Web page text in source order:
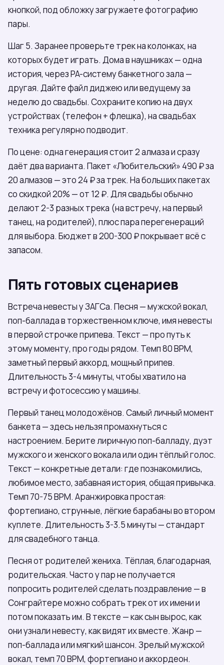
кнопкой, под обложку загружаете фотографию
пары.
Шаг 5. Заранее проверьте трек на колонках, на
которых будет играть. Дома в наушниках — одна
история, через PA-систему банкетного зала —
другая. Дайте файл диджею или ведущему за
неделю до свадьбы. Сохраните копию на двух
устройствах (телефон + флешка), на свадьбах
техника регулярно подводит.
По цене: одна генерация стоит 2 алмаза и сразу
даёт два варианта. Пакет «Любительский» 490 ₽ за
20 алмазов — это 24 ₽ за трек. На больших пакетах
со скидкой 20% — от 12 ₽. Для свадьбы обычно
делают 2-3 разных трека (на встречу, на первый
танец, на родителей), плюс пара перегенераций
для выбора. Бюджет в 200-300 ₽ покрывает всё с
запасом.
Пять готовых сценариев
Встреча невесты у ЗАГСа. Песня — мужской вокал,
поп-баллада в торжественном ключе, имя невесты
в первой строчке припева. Текст — про путь к
этому моменту, про годы рядом. Темп 80 BPM,
заметный первый аккорд, мощный припев.
Длительность 3-4 минуты, чтобы хватило на
встречу и фотосессию у машины.
Первый танец молодожёнов. Самый личный момент
банкета — здесь нельзя промахнуться с
настроением. Берите лиричную поп-балладу, дуэт
мужского и женского вокала или один тёплый голос.
Текст — конкретные детали: где познакомились,
любимое место, забавная история, общая привычка.
Темп 70-75 BPM. Аранжировка простая:
фортепиано, струнные, лёгкие барабаны во втором
куплете. Длительность 3-3.5 минуты — стандарт
для свадебного танца.
Песня от родителей жениха. Тёплая, благодарная,
родительская. Часто у пар не получается
попросить родителей сделать поздравление — в
Сонграйтере можно собрать трек от их имени и
потом показать им. В тексте — как сын вырос, как
они узнали невесту, как видят их вместе. Жанр —
поп-баллада или мягкий шансон. Зрелый мужской
вокал, темп 70 BPM, фортепиано и аккордеон.